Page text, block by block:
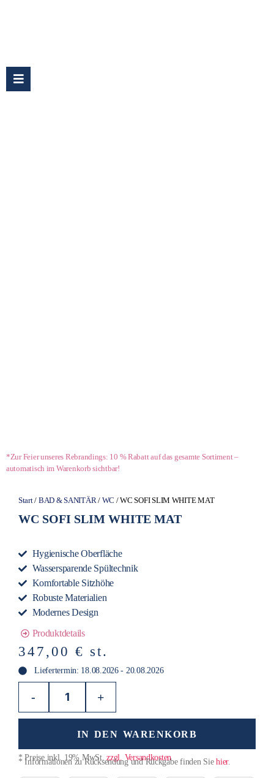
*Zur Feier unseres Rebrandings: 10 % Rabatt auf das gesamte Sortiment –
automatisch im Warenkorb sichtbar!
Start/ BAD & SANITÄR/ WC / WC SOFI SLIM WHITE MAT
WC SOFI SLIM WHITE MAT
Hygienische Oberfläche
Wassersparende Spültechnik
Komfortable Sitzhöhe
Robuste Materialien
Modernes Design
Produktdetails
347,00 € st.
Liefertermin: 18.08.2026 - 20.08.2026
- +
IN DEN WARENKORB
* Preise inkl. 19% MwSt.zzgl. Versandkosten
* Informationen zu Rücksendung und Rückgabe finden Siehier.